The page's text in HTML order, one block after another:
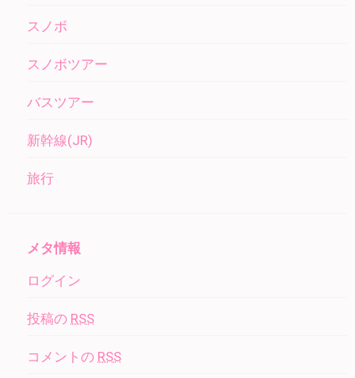
スノボ
スノボツアー
バスツアー
新幹線(JR)
旅行
メタ情報
ログイン
投稿の RSS
コメントの RSS